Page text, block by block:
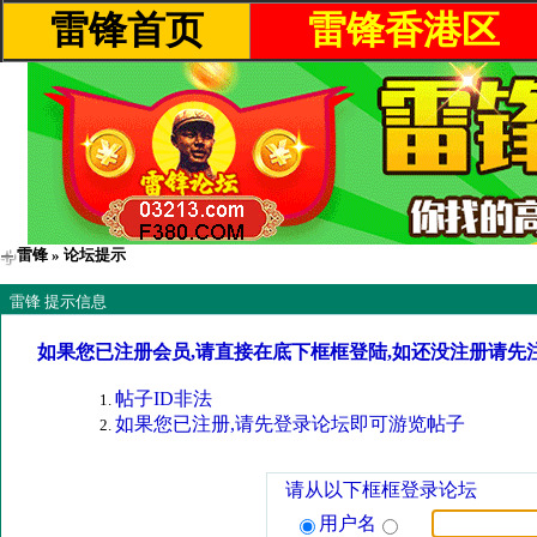
雷锋首页 雷锋香港区
雷锋 » 论坛提示
雷锋 提示信息
如果您已注册会员,请直接在底下框框登陆,如还没注册请先
帖子ID非法
如果您已注册,请先登录论坛即可游览帖子
请从以下框框登录论坛
用户名